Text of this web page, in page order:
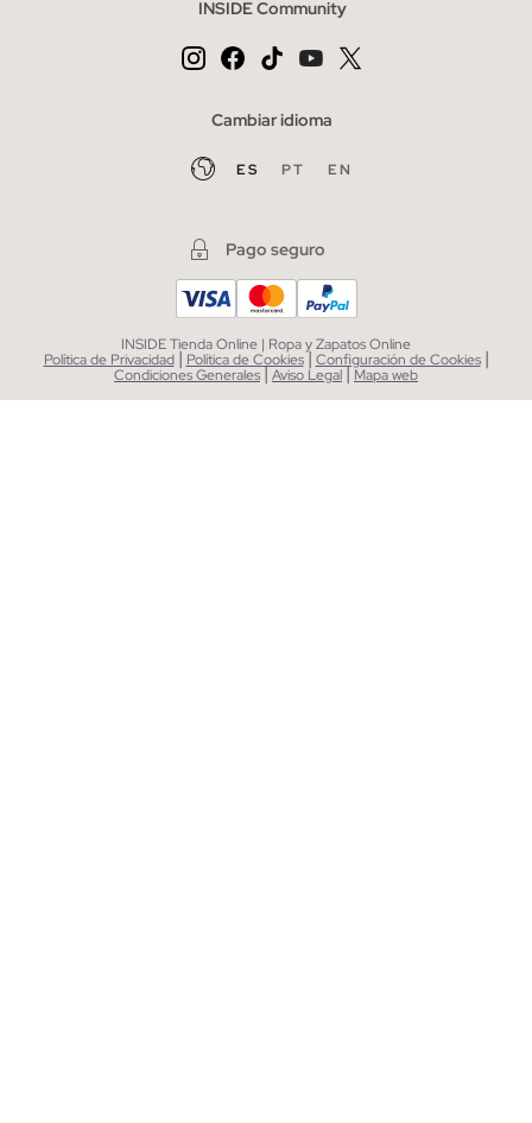
INSIDE Community
Cambiar idioma
ES PT EN
Pago seguro
INSIDE Tienda Online | Ropa y Zapatos Online
Política de Privacidad | Política de Cookies| Configuración de Cookies |
Condiciones Generales|Aviso Legal| Mapa web